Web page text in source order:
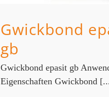
Gwickbond
gb
Gwickbond epasit gb
Eigenschaften Gwickbond